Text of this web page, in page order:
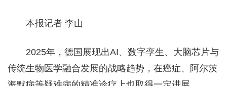
本报记者 李山
2025年，德国展现出AI、数字孪生、大脑芯片与
传统生物医学融合发展的战略趋势，在癌症、阿尔茨